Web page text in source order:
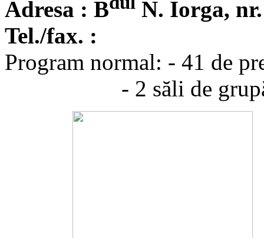
Adresa : B N. Iorga, nr.
Tel./fax. :
Program normal: - 41 de
- 2 săli de